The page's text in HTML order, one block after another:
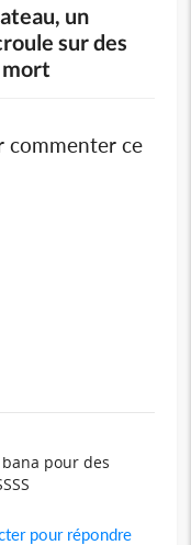
un
sur des
mort
commenter ce
pour des
pour répondre